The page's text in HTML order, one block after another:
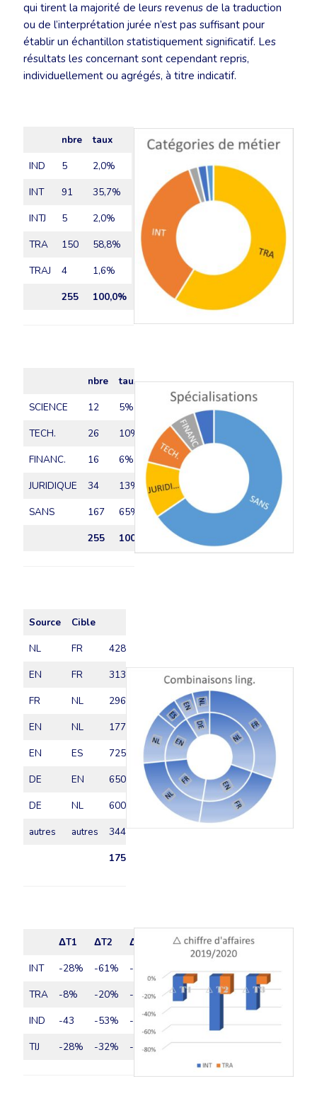
qui tirent la majorité de leurs revenus de la traduction
ou de l’interprétation jurée n’est pas suffisant pour
établir un échantillon statistiquement significatif. Les
résultats les concernant sont cependant repris,
individuellement ou agrégés, à titre indicatif.
nbre
taux
IND
5
2,0%
INT
91
35,7%
INTJ
5
2,0%
TRA
150
58,8%
TRAJ
4
1,6%
255
100,0%
nbre
taux
SCIENCE
12
5%
TECH.
26
10%
FINANC.
16
6%
JURIDIQUE
34
13%
SANS
167
65%
255
100%
Source
Cible
NL
FR
4287
EN
FR
3137
FR
NL
2962
EN
NL
1775
EN
ES
725
DE
EN
650
DE
NL
600
autres
autres
3444
17580
ΔT1 ΔT2
ΔT3
INT
-28% -61%
-38%
TRA
-8% -20%
-9%
IND
-43 -53%
-23%
TIJ
-28% -32% -63%